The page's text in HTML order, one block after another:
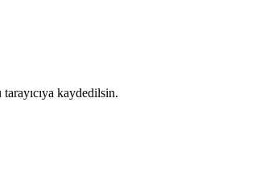
kaydedilsin.